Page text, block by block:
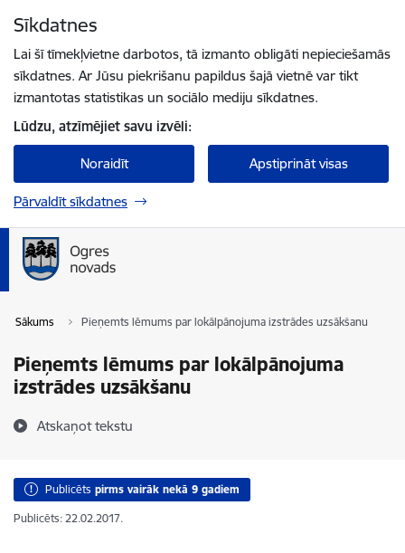
Sīkdatnes
Lai šī tīmekļvietne darbotos, tā izmanto obligāti nepieciešamās
sīkdatnes. Ar Jūsu piekrišanu papildus šajā vietnē var tikt
izmantotas statistikas un sociālo mediju sīkdatnes.
Lūdzu, atzīmējiet savu izvēli:
Noraidīt Apstiprināt visas
Pārvaldīt sīkdatnes
Sākums Pieņemts lēmums par lokālpānojuma izstrādes uzsākšanu
Pieņemts lēmums par lokālpānojuma
izstrādes uzsākšanu
Atskaņot tekstu
Publicēts pirms vairāk nekā 9 gadiem
Publicēts: 22.02.2017.